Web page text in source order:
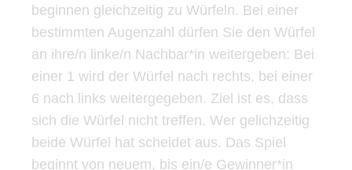
beginnen gleichzeitig zu Würfeln. Bei einer
bestimmten Augenzahl dürfen Sie den Würfel
an ihre/n linke/n Nachbar*in weitergeben: Bei
einer 1 wird der Würfel nach rechts, bei einer
6 nach links weitergegeben. Ziel ist es, dass
sich die Würfel nicht treffen. Wer gelichzeitig
beide Würfel hat scheidet aus. Das Spiel
beginnt von neuem, bis ein/e Gewinner*in